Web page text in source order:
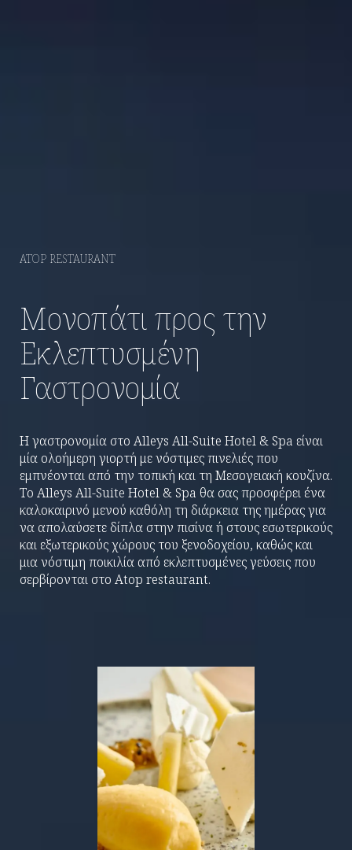
ATOP RESTAURANT
Μονοπάτι προς την
Εκλεπτυσμένη
Γαστρονομία
Η γαστρονομία στο Alleys All-Suite Hotel & Spa είναι
μία ολοήμερη γιορτή με νόστιμες πινελιές που
εμπνέονται από την τοπική και τη Μεσογειακή κουζίνα.
Το Alleys All-Suite Hotel & Spa θα σας προσφέρει ένα
καλοκαιρινό μενού καθόλη τη διάρκεια της ημέρας για
να απολαύσετε δίπλα στην πισίνα ή στους εσωτερικούς
και εξωτερικούς χώρους του ξενοδοχείου, καθώς και
μια νόστιμη ποικιλία από εκλεπτυσμένες γεύσεις που
σερβίρονται στο Atop restaurant.